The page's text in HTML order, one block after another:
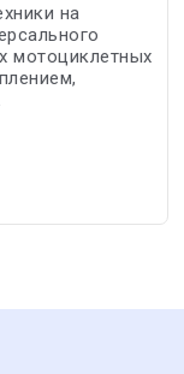
на
мотоциклетных